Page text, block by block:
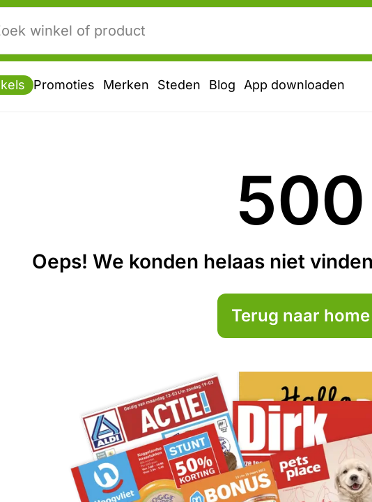
Promoties Merken Steden Blog App downloaden
500
Oeps! We konden helaas niet
Terug naar home